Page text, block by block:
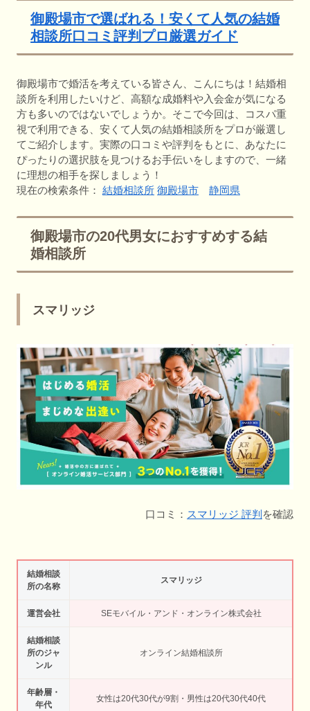
御殿場市で選ばれる！安くて人気の結婚
相談所口コミ評判プロ厳選ガイド
御殿場市で婚活を考えている皆さん、こんにちは！結婚相
談所を利用したいけど、高額な成婚料や入会金が気になる
方も多いのではないでしょうか。そこで今回は、コスパ重
視で利用できる、安くて人気の結婚相談所をプロが厳選し
てご紹介します。実際の口コミや評判をもとに、あなたに
ぴったりの選択肢を見つけるお手伝いをしますので、一緒
に理想の相手を探しましょう！
現在の検索条件： 結婚相談所 御殿場市 静岡県
御殿場市の20代男女におすすめする結
婚相談所
スマリッジ
口コミ： スマリッジ 評判 を確認
結婚相談
所の名称
スマリッジ
運営会社 SEモバイル・アンド・オンライン株式会社
結婚相談
所のジャ
ンル
オンライン結婚相談所
年齢層・
年代
女性は20代30代が9割・男性は20代30代40代